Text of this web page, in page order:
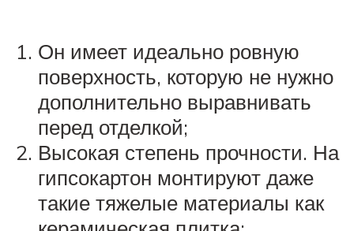
Он имеет идеально ровную
поверхность, которую не нужно
дополнительно выравнивать
перед отделкой;
Высокая степень прочности. На
гипсокартон монтируют даже
такие тяжелые материалы как